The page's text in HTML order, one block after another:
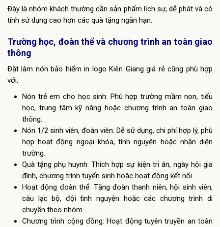
Đây là nhóm khách thường cần sản phẩm lịch sự, dễ phát và có
tính sử dụng cao hơn các quà tặng ngắn hạn.
Trường học, đoàn thể và chương trình an toàn giao
thông
Đặt làm nón bảo hiểm in logo Kiên Giang giá rẻ cũng phù hợp
với:
Nón trẻ em cho học sinh: Phù hợp trường mầm non, tiểu
học, trung tâm kỹ năng hoặc chương trình an toàn giao
thông.
Nón 1/2 sinh viên, đoàn viên: Dễ sử dụng, chi phí hợp lý, phù
hợp hoạt động ngoại khóa, tình nguyện hoặc nhận diện
trường.
Quà tặng phụ huynh: Thích hợp sự kiện tri ân, ngày hội gia
đình, chương trình tuyển sinh hoặc hoạt động kết nối.
Hoạt động đoàn thể: Tặng đoàn thanh niên, hội sinh viên,
câu lạc bộ, đội tình nguyện hoặc các chương trình di
chuyển theo nhóm.
Chương trình cộng đồng: Hoạt động tuyên truyền an toàn